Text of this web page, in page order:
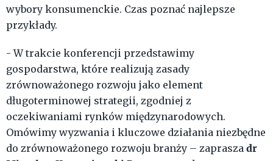
wybory konsumenckie. Czas poznać najlepsze
przykłady.
- W trakcie konferencji przedstawimy
gospodarstwa, które realizują zasady
zrównoważonego rozwoju jako element
długoterminowej strategii, zgodniej z
oczekiwaniami rynków międzynarodowych.
Omówimy wyzwania i kluczowe działania niezbędne
do zrównoważonego rozwoju branży – zaprasza dr